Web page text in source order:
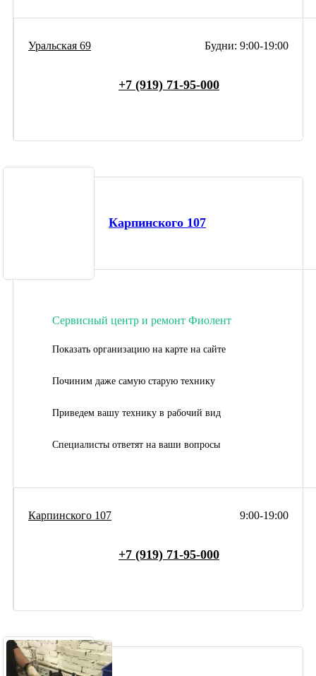
Будни: 9:00-19:00
Уральская 69
+7 (919) 71-95-000
Карпинского 107
Сервисный центр и ремонт Фиолент
Показать организацию на карте на сайте
Починим даже самую старую технику
Приведем вашу технику в рабочий вид
Специалисты ответят на ваши вопросы
9:00-19:00
Карпинского 107
+7 (919) 71-95-000